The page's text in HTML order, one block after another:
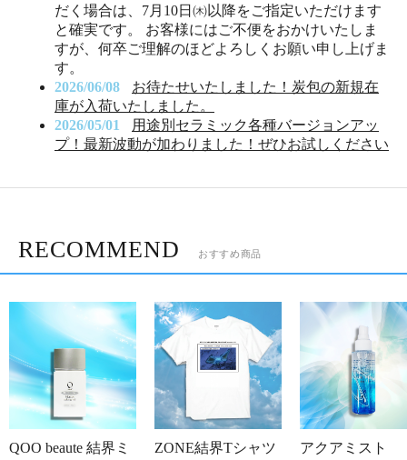
だく場合は、7月10日㈭以降をご指定いただけます
と確実です。 お客様にはご不便をおかけいたしま
すが、何卒ご理解のほどよろしくお願い申し上げま
す。
2026/06/08
お待たせいたしました！炭包の新規在
庫が入荷いたしました。
2026/05/01
用途別セラミック各種バージョンアッ
プ！最新波動が加わりました！ぜひお試しください
RECOMMEND おすすめ商品
QOO beaute 結界ミ
ZONE結界Tシャツ
アクアミスト